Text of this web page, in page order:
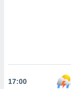
17:00